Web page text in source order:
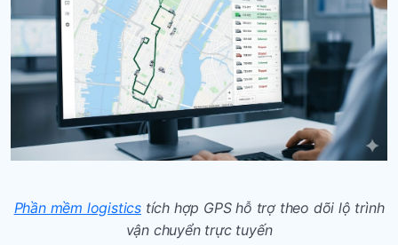
Phần mềm logistics tích hợp GPS hỗ trợ theo dõi lộ trình
vận chuyển trực tuyến